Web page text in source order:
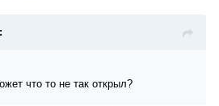
что то не так открыл?